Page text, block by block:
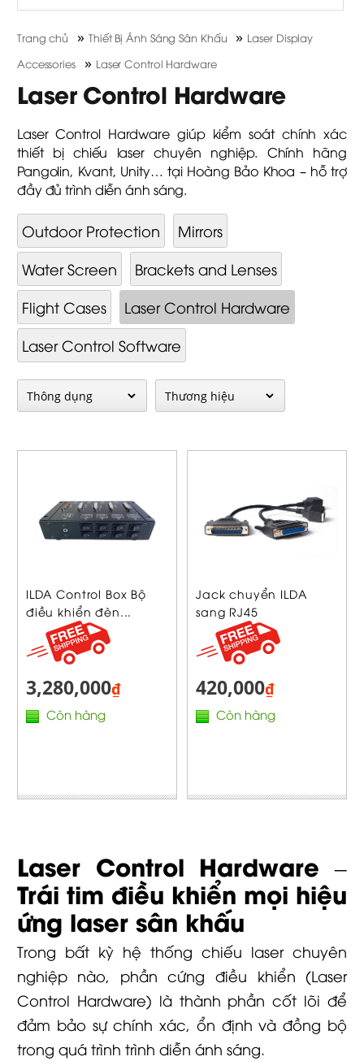
Trang chủ »Thiết Bị Ánh Sáng Sân Khấu » Laser Display
Accessories
» Laser Control Hardware
Laser Control Hardware
Laser Control Hardware giúp kiểm soát chính xác
thiết bị chiếu laser chuyên nghiệp. Chính hãng
Pangolin, Kvant, Unity… tại Hoàng Bảo Khoa – hỗ trợ
đầy đủ trình diễn ánh sáng.
Outdoor Protection
Mirrors
Water Screen
Brackets and Lenses
Flight Cases
Laser Control Hardware
Laser Control Software
ILDA Control Box Bộ
điều khiển đèn...
3,280,000₫
Còn hàng
Jack chuyển ILDA
sang RJ45
420,000₫
Còn hàng
Laser Control Hardware –
Trái tim điều khiển mọi hiệu
ứng laser sân khấu
Trong bất kỳ hệ thống chiếu laser chuyên
nghiệp nào, phần cứng điều khiển (Laser
Control Hardware) là thành phần cốt lõi để
đảm bảo sự chính xác, ổn định và đồng bộ
trong quá trình trình diễn ánh sáng.